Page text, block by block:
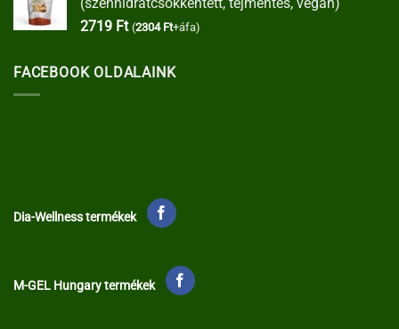
2719 Ft (2304 Ft+áfa)
FACEBOOK OLDALAINK
Dia-Wellness termékek
M-GEL Hungary termékek